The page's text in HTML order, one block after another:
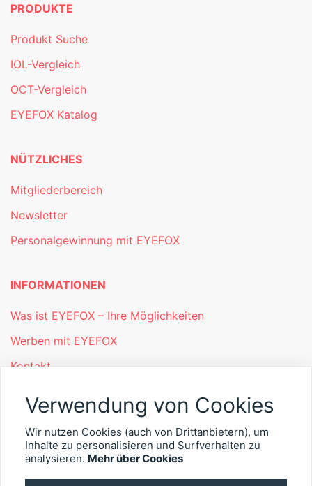
PRODUKTE
Produkt Suche
IOL-Vergleich
OCT-Vergleich
EYEFOX Katalog
NÜTZLICHES
Mitgliederbereich
Newsletter
Personalgewinnung mit EYEFOX
INFORMATIONEN
Was ist EYEFOX – Ihre Möglichkeiten
Werben mit EYEFOX
Kontakt
Impressum
© 2026 EYEFOX UG (haftungsbeschränkt)
Verwendung von Cookies
Wir nutzen Cookies (auch von Drittanbietern), um
Inhalte zu personalisieren und Surfverhalten zu
analysieren. Mehr über Cookies